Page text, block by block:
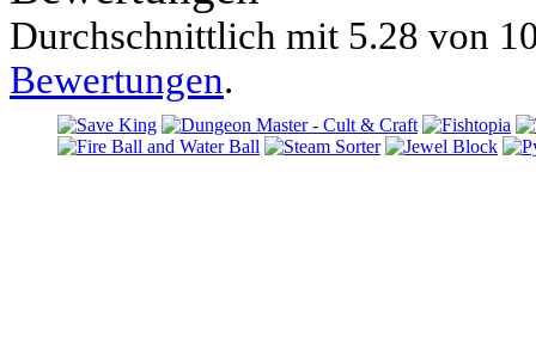
Durchschnittlich mit 5.28 von
Bewertungen.